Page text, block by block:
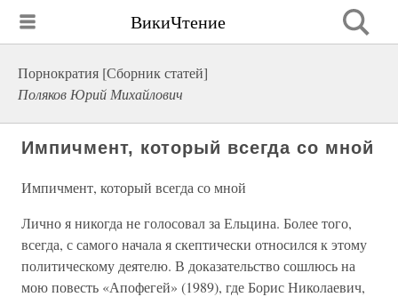
ВикиЧтение
Порнократия [Сборник статей]
Поляков Юрий Михайлович
Импичмент, который всегда со мной
Импичмент, который всегда со мной
Лично я никогда не голосовал за Ельцина. Более того,
всегда, с самого начала я скептически относился к этому
политическому деятелю. В доказательство сошлюсь на
мою повесть «Апофегей» (1989), где Борис Николаевич,